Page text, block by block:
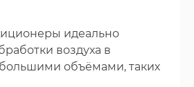
идеально
воздуха в
объёмами, таких